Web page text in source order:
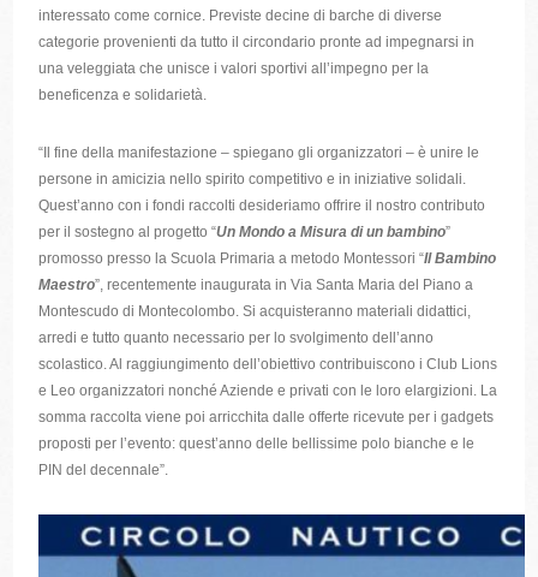
interessato come cornice. Previste decine di barche di diverse
categorie provenienti da tutto il circondario pronte ad impegnarsi in
una veleggiata che unisce i valori sportivi all’impegno per la
beneficenza e solidarietà.
“Il fine della manifestazione – spiegano gli organizzatori – è unire le
persone in amicizia nello spirito competitivo e in iniziative solidali.
Quest’anno con i fondi raccolti desideriamo offrire il nostro contributo
per il sostegno al progetto “Un Mondo a Misura di un bambino”
promosso presso la Scuola Primaria a metodo Montessori “Il Bambino
Maestro”, recentemente inaugurata in Via Santa Maria del Piano a
Montescudo di Montecolombo. Si acquisteranno materiali didattici,
arredi e tutto quanto necessario per lo svolgimento dell’anno
scolastico. Al raggiungimento dell’obiettivo contribuiscono i Club Lions
e Leo organizzatori nonché Aziende e privati con le loro elargizioni. La
somma raccolta viene poi arricchita dalle offerte ricevute per i gadgets
proposti per l’evento: quest’anno delle bellissime polo bianche e le
PIN del decennale”.